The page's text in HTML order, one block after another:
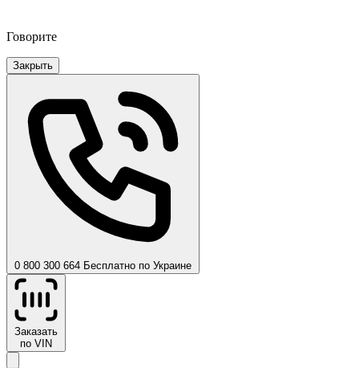
Говорите
Закрыть
0 800 300 664 Бесплатно по Украине
Заказать
по VIN